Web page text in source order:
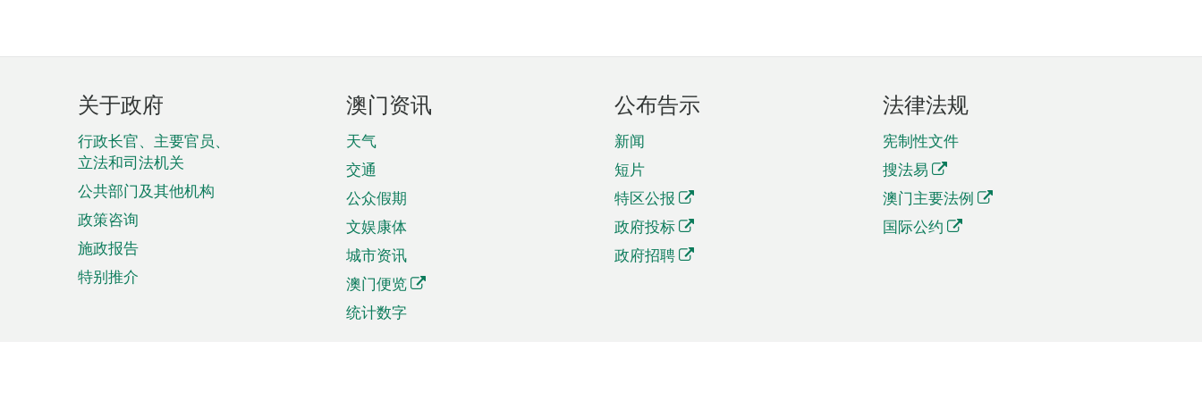
页
脚
菜
单
关于政府
行政长官、主要官员、
立法和司法机关
公共部门及其他机构
政策咨询
施政报告
特别推介
澳门资讯
天气
交通
公众假期
文娱康体
城市资讯
澳门便览
统计数字
公布告示
新闻
短片
特区公报
政府投标
政府招聘
法律法规
宪制性文件
搜法易
澳门主要法例
国际公约